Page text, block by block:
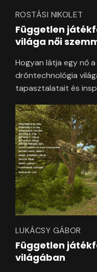
ROSTÁSI NIKOLET
Független
világa női
Hogyan látja egy nő
dróntechnológia
tapasztalatait és
LUKÁCSY GÁBOR
Független
világában